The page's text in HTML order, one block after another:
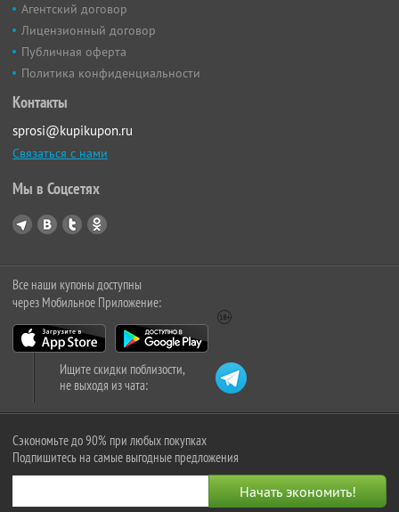
Агентский договор
Лицензионный договор
Публичная оферта
Политика конфиденциальности
Контакты
sprosi@kupikupon.ru
Связаться с нами
Мы в Соцсетях
Все наши купоны доступны
через Мобильное Приложение:
Ищите скидки поблизости,
не выходя из чата:
Сэкономьте до 90% при любых покупках
Подпишитесь на самые выгодные предложения